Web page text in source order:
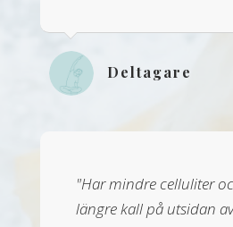
Deltagare
"Har mindre celluliter
längre kall på utsidan